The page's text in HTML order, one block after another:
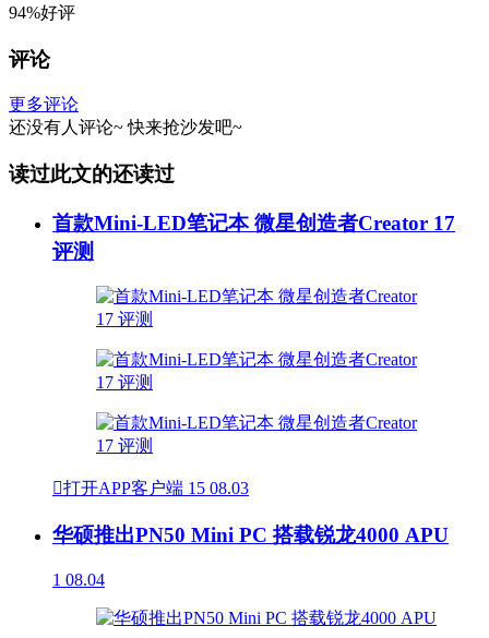
94%好评
评论
更多评论
还没有人评论~ 快来抢沙发吧~
读过此文的还读过
首款Mini-LED笔记本 微星创造者Creator 17
评测
打开APP客户端 15 08.03
华硕推出PN50 Mini PC 搭载锐龙4000 APU
1 08.04